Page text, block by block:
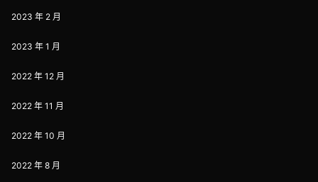
2023 年 2 月
2023 年 1 月
2022 年 12 月
2022 年 11 月
2022 年 10 月
2022 年 8 月